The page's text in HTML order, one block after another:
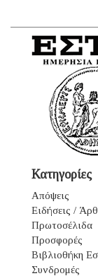
Κατηγορίες
Απόψεις
Ειδήσεις /
Πρωτοσέλιδα
Προσφορές
Βιβλιοθήκη
Συνδρομές